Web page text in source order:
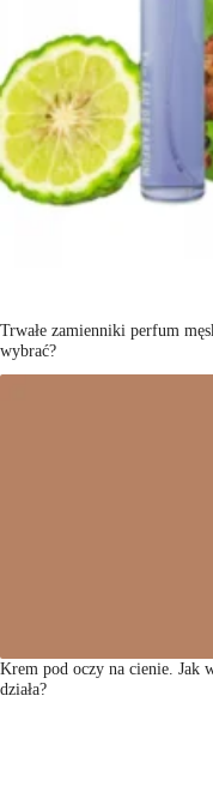
Trwałe zamienniki perfum
wybrać?
Krem pod oczy na cienie. Jak
działa?